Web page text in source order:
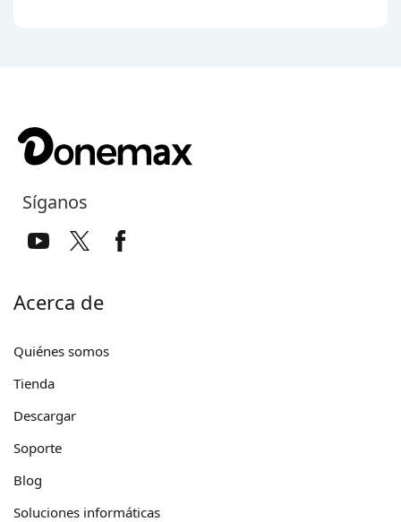
Síganos
Acerca de
Quiénes somos
Tienda
Descargar
Soporte
Blog
Soluciones informáticas